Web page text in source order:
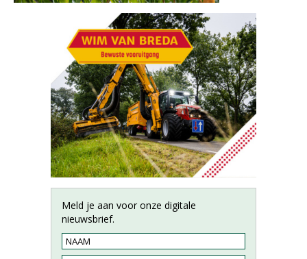
Meld je aan voor onze digitale
nieuwsbrief.